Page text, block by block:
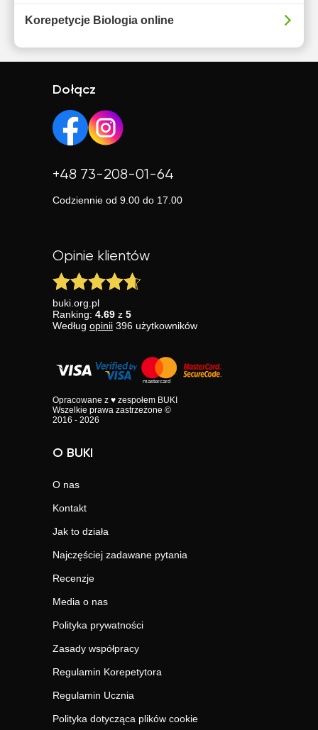
Korepetycje Biologia online
Dołącz
+48 73-208-01-64
Codziennie od 9.00 do 17.00
Opinie klientów
buki.org.pl
Ranking: 4.69 z 5
Według opinii 396 użytkowników
Opracowane z ♥ zespołem BUKI
Wszelkie prawa zastrzeżone ©
2016 - 2026
O BUKI
O nas
Kontakt
Jak to działa
Najczęściej zadawane pytania
Recenzje
Media o nas
Polityka prywatności
Zasady współpracy
Regulamin Korepetytora
Regulamin Ucznia
Polityka dotycząca plików cookie